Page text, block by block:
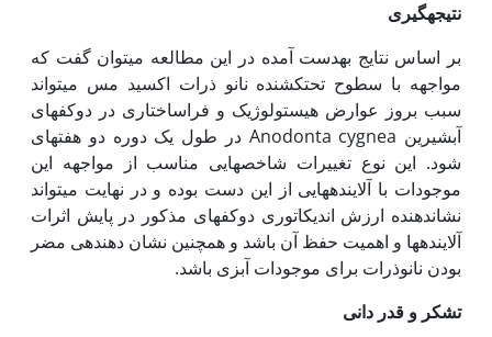
نتیجه‏گیری
بر اساس نتایج به‏دست آمده در این مطالعه می­توان گفت که
مواجهه با سطوح تحت­کشنده نانو ذرات اکسید ­مس می­تواند
سبب بروز عوارض هیستولوژیک و فراساختاری در دوکفه­ای
آب­شیرین Anodonta cygnea در طول یک دوره دو هفته­ای
شود. این نوع تغییرات شاخص­هایی مناسب از مواجهه این
موجودات با آلاینده­هایی از این دست بوده و در نهایت می­تواند
نشان­دهنده ارزش اندیکاتوری دوکفه­ای مذکور در پایش اثرات
آلاینده­ها و اهمیت حفظ آن باشد و همچنین نشان دهنده‏ی مضر
بودن نانوذرات برای موجودات آبزی باشد.
تشکر و قدر دانی